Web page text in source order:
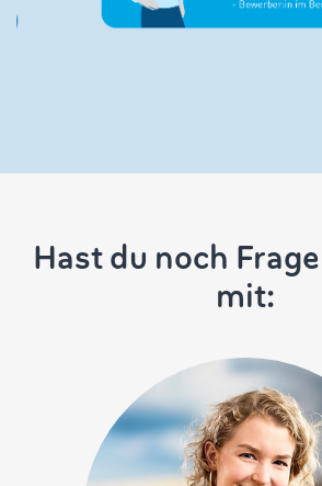
Hast du noch
mit: